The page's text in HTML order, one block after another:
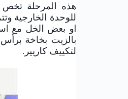
هذه المرحلة
للوحدة الخارجية
او بعض الخل مع
بالزيت بخاخة
لتكييفكاريير .